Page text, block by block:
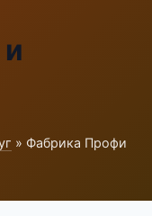
» Фабрика Профи